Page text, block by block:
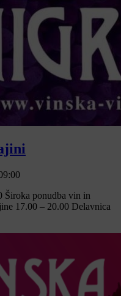
Široka ponudba vin in
17.00 – 20.00 Delavnica